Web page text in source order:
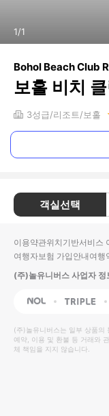
1/1
Bohol Beach Club
보홀 비치
3성급 리조트 보홀
객실선택
이용약관위치기반서비스
여행자보험 가입안내여행
(주)놀유니버스 사업자 정
NOL Triple
(주)놀유니버스는 일부 상품의
예약, 이용 및 환불 등 거래와
체 책임을 지지 않습니다.